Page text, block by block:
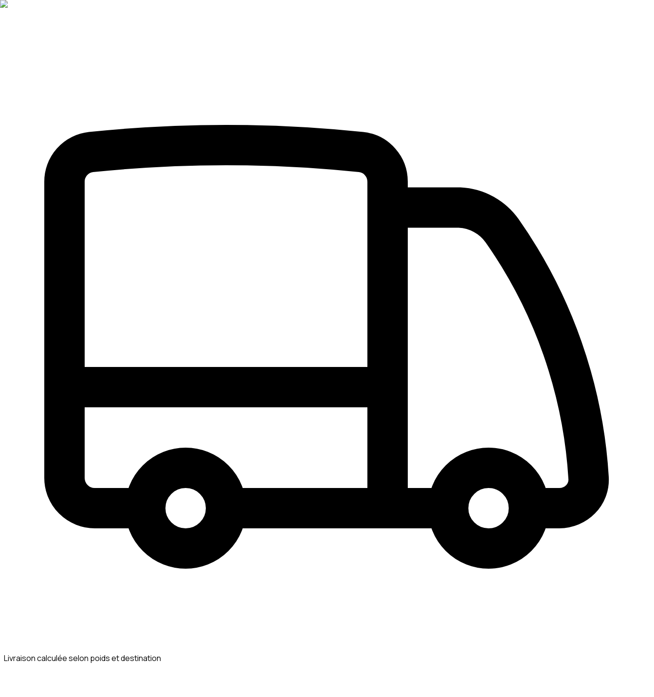
Livraison calculée selon poids et destination